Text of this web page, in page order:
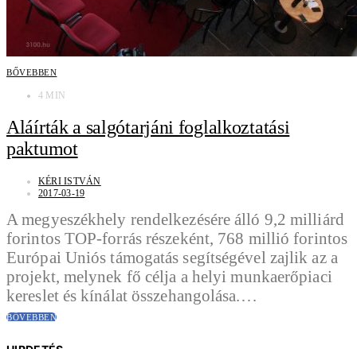
BŐVEBBEN
4 MIN
Aláírták a salgótarjáni foglalkoztatási
paktumot
KÉRI ISTVÁN
2017-03-19
A megyeszékhely rendelkezésére álló 9,2 milliárd
forintos TOP-forrás részeként, 768 millió forintos
Európai Uniós támogatás segítségével zajlik az a
projekt, melynek fő célja a helyi munkaerőpiaci
kereslet és kínálat összehangolása.…
BŐVEBBEN